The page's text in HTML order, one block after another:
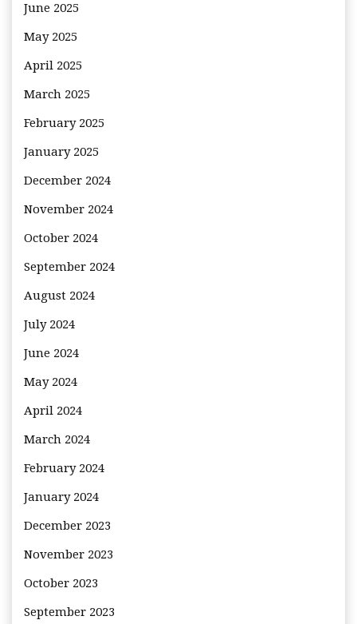
June 2025
May 2025
April 2025
March 2025
February 2025
January 2025
December 2024
November 2024
October 2024
September 2024
August 2024
July 2024
June 2024
May 2024
April 2024
March 2024
February 2024
January 2024
December 2023
November 2023
October 2023
September 2023